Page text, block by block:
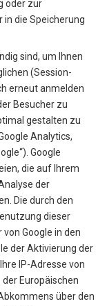
oder zur
in die Speicherung
sind, um Ihnen
(Session-
erneut anmelden
Besucher zu
gestalten zu
Analytics,
Google
die auf Ihrem
der
Die durch den
dieser
Google in den
der Aktivierung der
IP-Adresse von
Europäischen
über den